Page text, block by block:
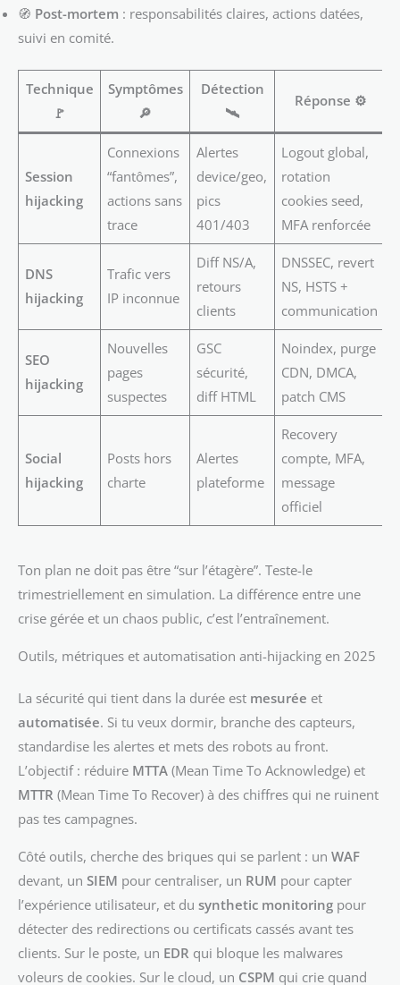
🧭 Post-mortem : responsabilités claires, actions datées,
suivi en comité.
Technique
🚩
Symptômes
🔎
Détection
🛰️
Réponse ⚙️
Session
hijacking
Connexions
“fantômes”,
actions sans
trace
Alertes
device/geo,
pics
401/403
Logout global,
rotation
cookies seed,
MFA renforcée
DNS
hijacking
Trafic vers
IP inconnue
Diff NS/A,
retours
clients
DNSSEC, revert
NS, HSTS +
communication
SEO
hijacking
Nouvelles
pages
suspectes
GSC
sécurité,
diff HTML
Noindex, purge
CDN, DMCA,
patch CMS
Social
hijacking
Posts hors
charte
Alertes
plateforme
Recovery
compte, MFA,
message
officiel
Ton plan ne doit pas être “sur l’étagère”. Teste-le
trimestriellement en simulation. La différence entre une
crise gérée et un chaos public, c’est l’entraînement.
Outils, métriques et automatisation anti-hijacking en 2025
La sécurité qui tient dans la durée est mesurée et
automatisée. Si tu veux dormir, branche des capteurs,
standardise les alertes et mets des robots au front.
L’objectif : réduire MTTA (Mean Time To Acknowledge) et
MTTR (Mean Time To Recover) à des chiffres qui ne ruinent
pas tes campagnes.
Côté outils, cherche des briques qui se parlent : un WAF
devant, un SIEM pour centraliser, un RUM pour capter
l’expérience utilisateur, et du synthetic monitoring pour
détecter des redirections ou certificats cassés avant tes
clients. Sur le poste, un EDR qui bloque les malwares
voleurs de cookies. Sur le cloud, un CSPM qui crie quand